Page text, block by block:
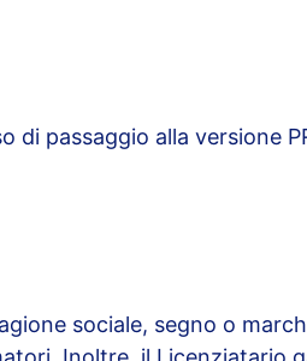
passaggio alla versione
sociale, segno o